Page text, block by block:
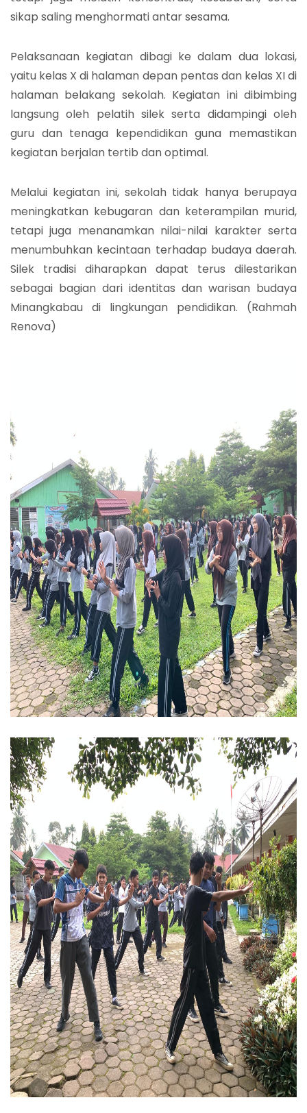
sikap saling menghormati antar sesama.
Pelaksanaan kegiatan dibagi ke dalam dua lokasi,
yaitu kelas X di halaman depan pentas dan kelas XI di
halaman belakang sekolah. Kegiatan ini dibimbing
langsung oleh pelatih silek serta didampingi oleh
guru dan tenaga kependidikan guna memastikan
kegiatan berjalan tertib dan optimal.
Melalui kegiatan ini, sekolah tidak hanya berupaya
meningkatkan kebugaran dan keterampilan murid,
tetapi juga menanamkan nilai-nilai karakter serta
menumbuhkan kecintaan terhadap budaya daerah.
Silek tradisi diharapkan dapat terus dilestarikan
sebagai bagian dari identitas dan warisan budaya
Minangkabau di lingkungan pendidikan. (Rahmah
Renova)